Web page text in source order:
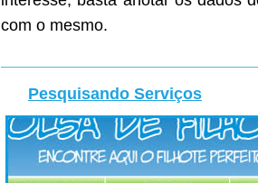
com o mesmo.
Pesquisando Serviços